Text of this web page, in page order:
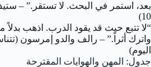
10)
“لا تتبع حيث قد يقود الدرب. اذهب
واترك أثراً.” – رالف والدو إمرسون
اليوم)
جدول: المهن والهوايات المقترحة